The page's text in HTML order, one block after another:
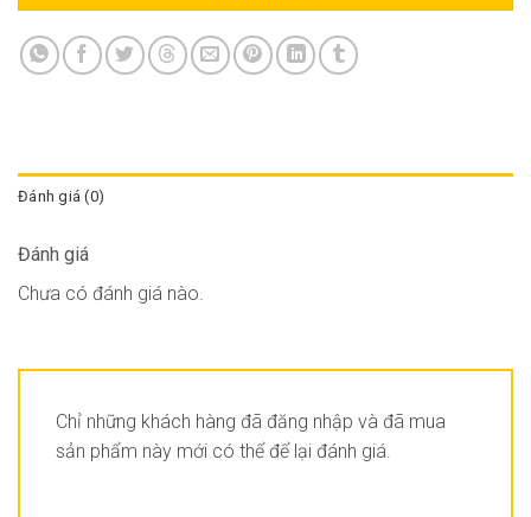
Đánh giá (0)
Đánh giá
Chưa có đánh giá nào.
Chỉ những khách hàng đã đăng nhập và đã mua
sản phẩm này mới có thể để lại đánh giá.